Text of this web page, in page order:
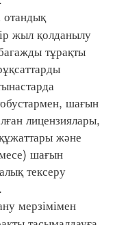
жыл қолданылу
тұрақты
шағын
лицензиялары,
және
шағын
тексеру
мерзімімен